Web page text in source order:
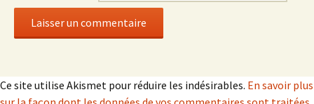
Ce site utilise Akismet pour réduire les indésirables. En savoir plus